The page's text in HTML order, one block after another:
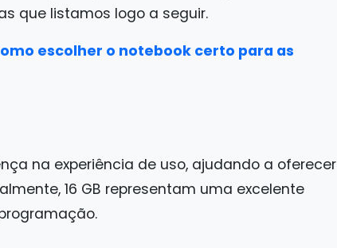
que listamos logo a seguir.
escolher o notebook certo para as
na experiência de uso, ajudando a oferecer
16 GB representam uma excelente